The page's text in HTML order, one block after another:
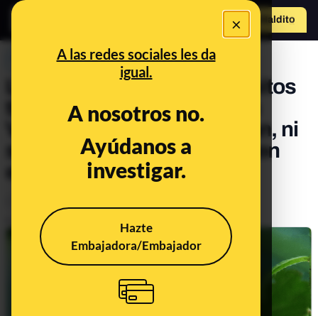
×
A las redes sociales les da
igual.
A nosotros no.
Ayúdanos a
investigar.
Hazte
Embajadora/Embajador
Hazte Maldito
PREBUNKING
Los 1,3 millones de mosquitos
tigre que van a liberarse en
Valencia este 2024: ni pican, ni
se reproducen, ni transmiten
enfermedades
Publicado el